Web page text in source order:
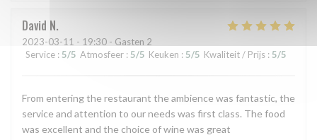
David N
2023-03-11 - 19:30 - Gasten 2
Service : 5/5 Atmosfeer : 5/5 Keuken : 5/5 Kwaliteit / Prijs : 5/5
From entering the restaurant the ambience was fantastic, the
service and attention to our needs was first class. The food
was excellent and the choice of wine was great